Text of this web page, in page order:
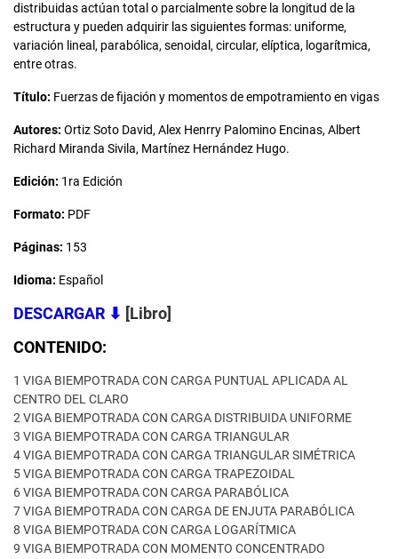
distribuidas actúan total o parcialmente sobre la longitud de la
estructura y pueden adquirir las siguientes formas: uniforme,
variación lineal, parabólica, senoidal, circular, elíptica, logarítmica,
entre otras.
Título: Fuerzas de fijación y momentos de empotramiento en vigas
Autores: Ortiz Soto David, Alex Henrry Palomino Encinas, Albert
Richard Miranda Sivila, Martínez Hernández Hugo.
Edición: 1ra Edición
Formato: PDF
Páginas: 153
Idioma: Español
DESCARGAR ⬇ [Libro]
CONTENIDO:
1 VIGA BIEMPOTRADA CON CARGA PUNTUAL APLICADA AL
CENTRO DEL CLARO
2 VIGA BIEMPOTRADA CON CARGA DISTRIBUIDA UNIFORME
3 VIGA BIEMPOTRADA CON CARGA TRIANGULAR
4 VIGA BIEMPOTRADA CON CARGA TRIANGULAR SIMÉTRICA
5 VIGA BIEMPOTRADA CON CARGA TRAPEZOIDAL
6 VIGA BIEMPOTRADA CON CARGA PARABÓLICA
7 VIGA BIEMPOTRADA CON CARGA DE ENJUTA PARABÓLICA
8 VIGA BIEMPOTRADA CON CARGA LOGARÍTMICA
9 VIGA BIEMPOTRADA CON MOMENTO CONCENTRADO